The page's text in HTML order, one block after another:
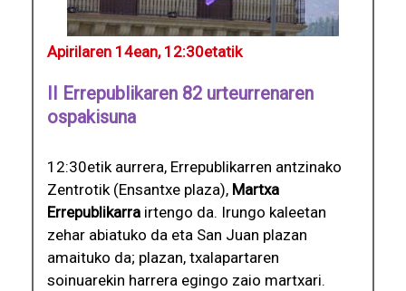
Apirilaren 14ean, 12:30etatik
II Errepublikaren 82 urteurrenaren
ospakisuna
12:30etik aurrera, Errepublikarren antzinako
Zentrotik (Ensantxe plaza), Martxa
Errepublikarra irtengo da. Irungo kaleetan
zehar abiatuko da eta San Juan plazan
amaituko da; plazan, txalapartaren
soinuarekin harrera egingo zaio martxari.